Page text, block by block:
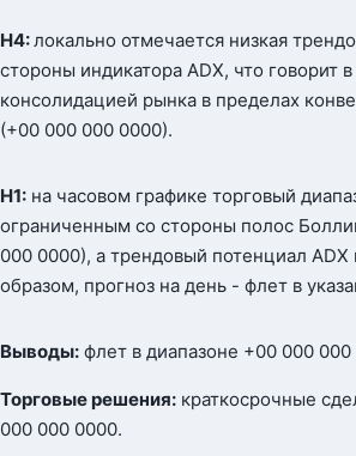
Н4:локально отмечается низкая
стороны индикатора ADX, что говорит
консолидацией рынка в пределах
(+00 000 000 0000).
Н1: на часовом графике торговый
ограниченным со стороны полос
000 0000), а трендовый потенциал ADX
образом, прогноз на день - флет в
Выводы: флет в диапазоне +00 000 000
Торговые решения: краткосрочные
000 000 0000.